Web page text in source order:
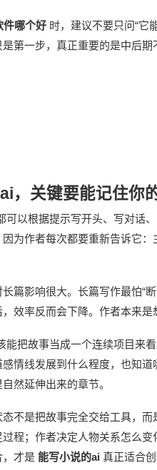
件哪个好 时，建议不要只问“它
第一步，真正重要的是中后期
，关键要能记住你
可以根据提示写开头、写对话
为作者每次都要重新告诉它
篇影响很大。长篇写作最怕“
效率反而会下降。作者本来
能把故事当成一个连续项目来
情线发展到什么程度，也知
然延伸出来的章节。
不是把故事完全交给工具，
程；作者决定人物关系怎么
，才是 能写小说的ai 真正适合创